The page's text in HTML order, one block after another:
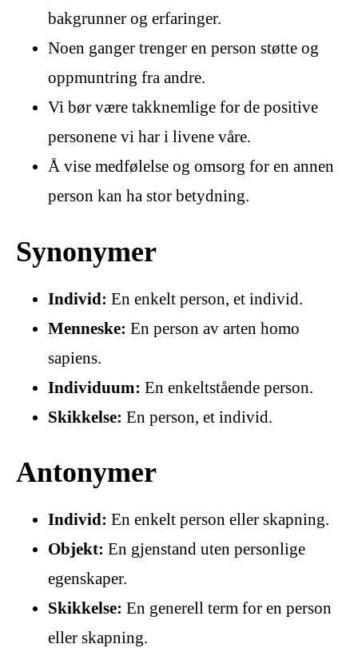
bakgrunner og erfaringer.
Noen ganger trenger en person støtte og
oppmuntring fra andre.
Vi bør være takknemlige for de positive
personene vi har i livene våre.
Å vise medfølelse og omsorg for en annen
person kan ha stor betydning.
Synonymer
Individ: En enkelt person, et individ.
Menneske: En person av arten homo
sapiens.
Individuum: En enkeltstående person.
Skikkelse: En person, et individ.
Antonymer
Individ: En enkelt person eller skapning.
Objekt: En gjenstand uten personlige
egenskaper.
Skikkelse: En generell term for en person
eller skapning.